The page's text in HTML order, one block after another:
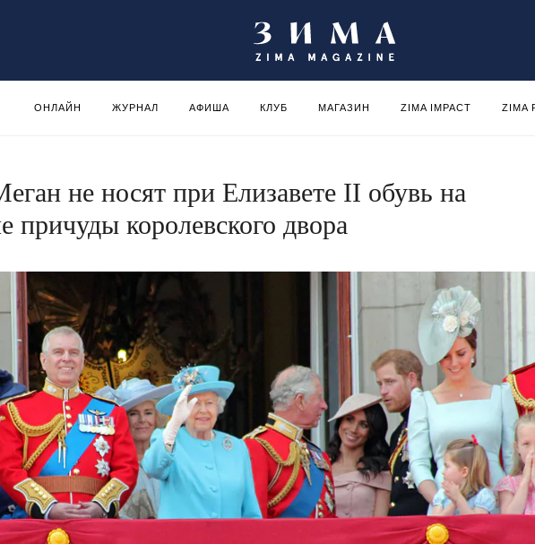
ОНЛАЙН ЖУРНАЛ АФИША КЛУБ МАГАЗИН ZIMA IMPACT ZIMA
не носят при Елизавете II обувь на
причуды королевского двора